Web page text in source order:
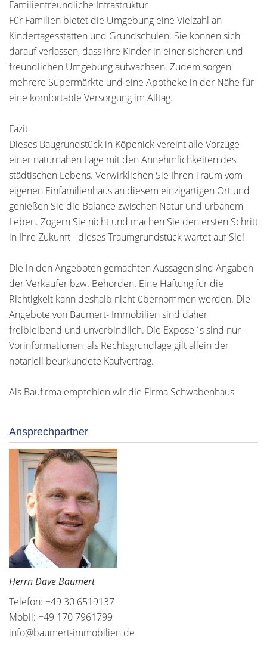
Familienfreundliche Infrastruktur
Für Familien bietet die Umgebung eine Vielzahl an
Kindertagesstätten und Grundschulen. Sie können sich
darauf verlassen, dass Ihre Kinder in einer sicheren und
freundlichen Umgebung aufwachsen. Zudem sorgen
mehrere Supermärkte und eine Apotheke in der Nähe für
eine komfortable Versorgung im Alltag.
Fazit
Dieses Baugrundstück in Köpenick vereint alle Vorzüge
einer naturnahen Lage mit den Annehmlichkeiten des
städtischen Lebens. Verwirklichen Sie Ihren Traum vom
eigenen Einfamilienhaus an diesem einzigartigen Ort und
genießen Sie die Balance zwischen Natur und urbanem
Leben. Zögern Sie nicht und machen Sie den ersten Schritt
in Ihre Zukunft - dieses Traumgrundstück wartet auf Sie!
Die in den Angeboten gemachten Aussagen sind Angaben
der Verkäufer bzw. Behörden. Eine Haftung für die
Richtigkeit kann deshalb nicht übernommen werden. Die
Angebote von Baumert- Immobilien sind daher
freibleibend und unverbindlich. Die Expose`s sind nur
Vorinformationen ,als Rechtsgrundlage gilt allein der
notariell beurkundete Kaufvertrag.
Als Baufirma empfehlen wir die Firma Schwabenhaus
Ansprechpartner
Herrn Dave Baumert
Telefon: +49 30 6519137
Mobil: +49 170 7961799
info@baumert-immobilien.de